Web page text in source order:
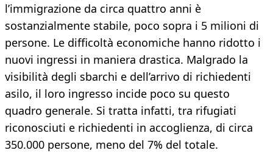
l’immigrazione da circa quattro anni è
sostanzialmente stabile, poco sopra i 5 milioni di
persone. Le difficoltà economiche hanno ridotto i
nuovi ingressi in maniera drastica. Malgrado la
visibilità degli sbarchi e dell’arrivo di richiedenti
asilo, il loro ingresso incide poco su questo
quadro generale. Si tratta infatti, tra rifugiati
riconosciuti e richiedenti in accoglienza, di circa
350.000 persone, meno del 7% del totale.